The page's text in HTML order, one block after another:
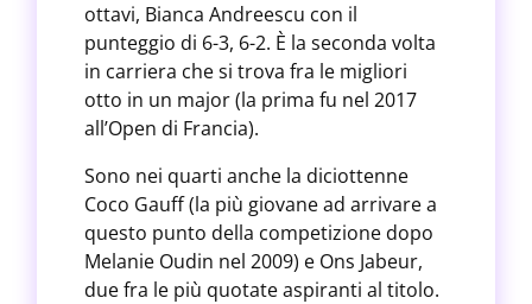
ottavi, Bianca Andreescu con il
punteggio di 6-3, 6-2. È la seconda volta
in carriera che si trova fra le migliori
otto in un major (la prima fu nel 2017
all’Open di Francia).
Sono nei quarti anche la diciottenne
Coco Gauff (la più giovane ad arrivare a
questo punto della competizione dopo
Melanie Oudin nel 2009) e Ons Jabeur,
due fra le più quotate aspiranti al titolo.